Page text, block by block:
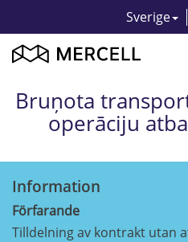
Sverige
Bruņota
operāciju
Information
Förfarande
Tilldelning av kontrakt utan